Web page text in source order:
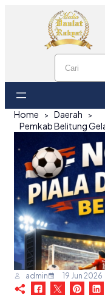
Home
Daerah
admin 19 Jun 2026